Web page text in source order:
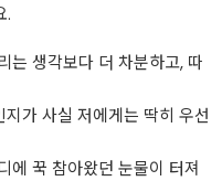
.
는 생각보다 더 차분하고, 따
가 사실 저에게는 딱히 우선
에 꾹 참아왔던 눈물이 터져